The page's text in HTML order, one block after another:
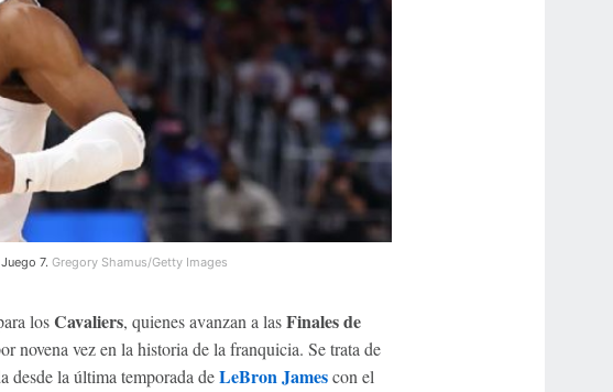
7. Gregory Shamus/Getty Images
losCavaliers, quienes avanzan a lasFinales de
novena vez en la historia de la franquicia. Se trata de
desde la última temporada deLeBron Jamescon el